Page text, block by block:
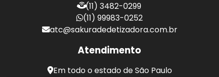
(11) 3482-0299
(11) 99983-0252
atc@sakuradedetizadora.com.br
Atendimento
Em todo o estado de São Paulo